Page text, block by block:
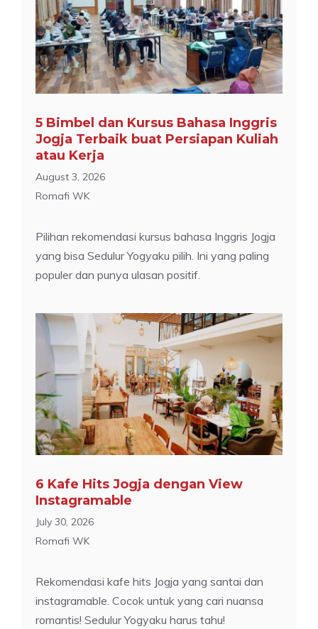
5 Bimbel dan Kursus Bahasa Inggris
Jogja Terbaik buat Persiapan Kuliah
atau Kerja
August 3, 2026
Romafi WK
Pilihan rekomendasi kursus bahasa Inggris Jogja
yang bisa Sedulur Yogyaku pilih. Ini yang paling
populer dan punya ulasan positif.
6 Kafe Hits Jogja dengan View
Instagramable
July 30, 2026
Romafi WK
Rekomendasi kafe hits Jogja yang santai dan
instagramable. Cocok untuk yang cari nuansa
romantis! Sedulur Yogyaku harus tahu!